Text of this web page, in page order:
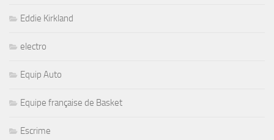
Eddie Kirkland
electro
Equip Auto
Equipe française de Basket
Escrime